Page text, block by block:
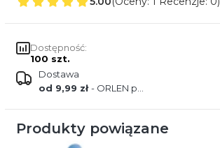
Dostępność:
100 szt.
Dostawa
od 9,99 zł- ORLEN paczka
Produkty powiązane